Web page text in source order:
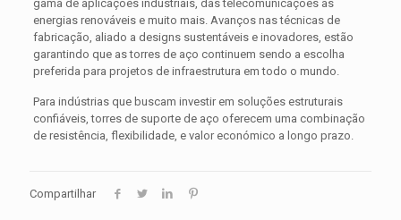
gama de aplicações industriais, das telecomunicações às
energias renováveis ​​e muito mais. Avanços nas técnicas de
fabricação, aliado a designs sustentáveis ​​e inovadores, estão
garantindo que as torres de aço continuem sendo a escolha
preferida para projetos de infraestrutura em todo o mundo.
Para indústrias que buscam investir em soluções estruturais
confiáveis, torres de suporte de aço oferecem uma combinação
de resistência, flexibilidade, e valor económico a longo prazo.
Compartilhar